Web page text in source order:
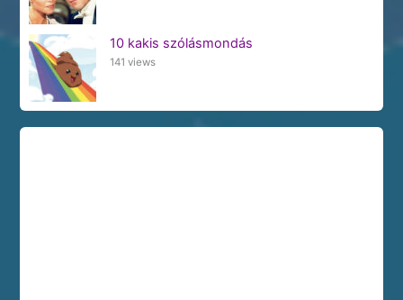
10 kakis szólásmondás
141 views